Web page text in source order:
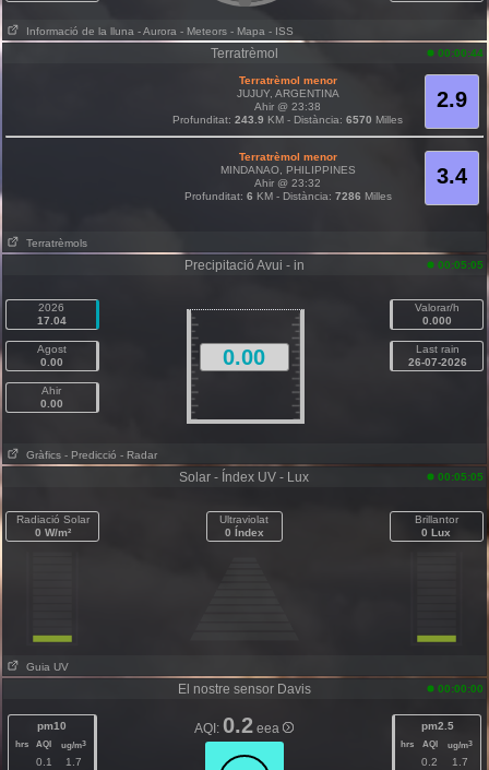
Informació de la lluna - Aurora - Meteors - Mapa - ISS
Terratrèmol 00:00:44
2.9
Terratrèmol menor
JUJUY, ARGENTINA
Ahir @ 23:38
Profunditat:243.9 KM - Distància:6570 Milles
3.4
Terratrèmol menor
MINDANAO, PHILIPPINES
Ahir @ 23:32
Profunditat: 6 KM - Distància: 7286 Milles
Terratrèmols
Precipitació Avui - in 00:05:05
2026
17.04
Agost
0.00
Ahir
0.00
0.00
Valorar/h
0.000
Last rain
26-07-2026
Gràfics - Predicció - Radar
Solar - Índex UV - Lux 00:05:05
Radiació Solar
0 W/m²
Ultraviolat
0 Índex
Brillantor
0 Lux
Guia UV
El nostre sensor Davis 00:00:00
pm10
hrs AQI ug/m3
0.1 1.7
AQI:0.2 eea pm2.5
hrs AQI ug/m3
0.2 1.7